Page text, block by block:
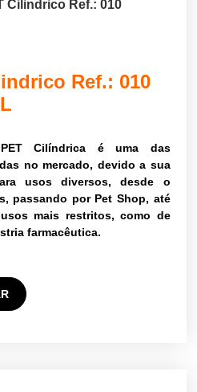
Cilindrico Ref.: 010
Ref.: 010
Cilíndrica é uma das
no mercado, devido a sua
usos diversos, desde o
passando por Pet Shop, até
mais restritos, como de
farmacêutica.